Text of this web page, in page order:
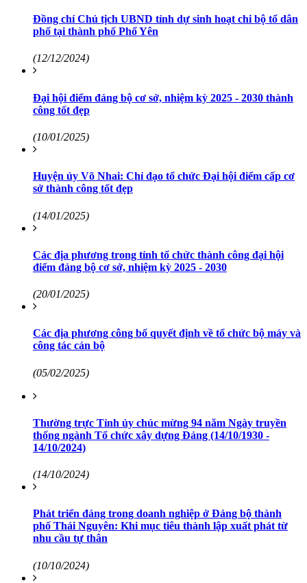
Đồng chí Chủ tịch UBND tỉnh dự sinh hoạt chi bộ tổ dân
phố tại thành phố Phổ Yên
(12/12/2024)
Đại hội điểm đảng bộ cơ sở, nhiệm kỳ 2025 - 2030 thành
công tốt đẹp
(10/01/2025)
Huyện ủy Võ Nhai: Chỉ đạo tổ chức Đại hội điểm cấp cơ
sở thành công tốt đẹp
(14/01/2025)
Các địa phương trong tỉnh tổ chức thành công đại hội
điểm đảng bộ cơ sở, nhiệm kỳ 2025 - 2030
(20/01/2025)
Các địa phương công bố quyết định về tổ chức bộ máy và
công tác cán bộ
(05/02/2025)
Thường trực Tỉnh ủy chúc mừng 94 năm Ngày truyền
thống ngành Tổ chức xây dựng Đảng (14/10/1930 -
14/10/2024)
(14/10/2024)
Phát triển đảng trong doanh nghiệp ở Đảng bộ thành
phố Thái Nguyên: Khi mục tiêu thành lập xuất phát từ
nhu cầu tự thân
(10/10/2024)